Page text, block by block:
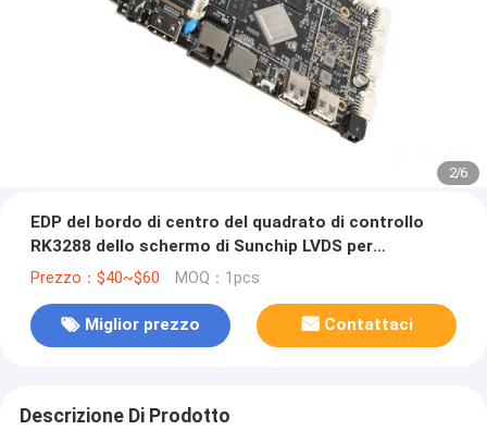
2/6
EDP del bordo di centro del quadrato di controllo
RK3288 dello schermo di Sunchip LVDS per
esposizione/vendere la macchina di posizione
Prezzo：$40~$60 MOQ：1pcs
Miglior prezzo Contattaci
Descrizione Di Prodotto